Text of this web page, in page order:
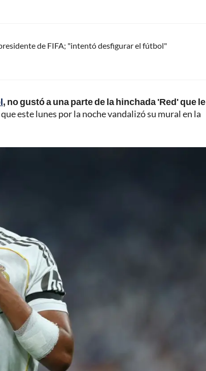
de FIFA; "intentó desfigurar el fútbol"
, no gustó a una parte de la hinchada 'Red' que le
este lunes por la noche vandalizó su mural en la